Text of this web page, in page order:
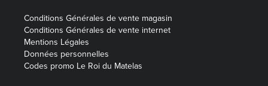
Conditions Générales de vente magasin
Conditions Générales de vente internet
Mentions Légales
Données personnelles
Codes promo Le Roi du Matelas